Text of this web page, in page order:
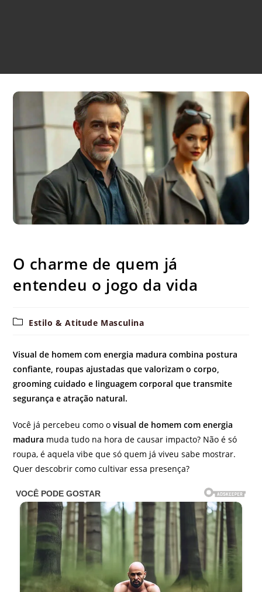
O charme de quem já
entendeu o jogo da vida
Categoria
Estilo & Atitude Masculina
Visual de homem com energia madura combina postura
confiante, roupas ajustadas que valorizam o corpo,
grooming cuidado e linguagem corporal que transmite
segurança e atração natural.
Você já percebeu como ovisual de homem com energia
madura muda tudo na hora de causar impacto? Não é só
roupa, é aquela vibe que só quem já viveu sabe mostrar.
Quer descobrir como cultivar essa presença?